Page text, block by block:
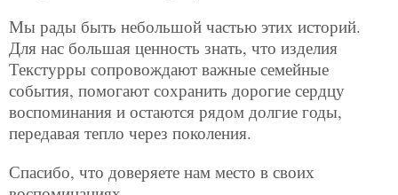
Мы рады быть небольшой частью этих историй.
Для нас большая ценность знать, что изделия
Текстурры сопровождают важные семейные
события, помогают сохранить дорогие сердцу
воспоминания и остаются рядом долгие годы,
передавая тепло через поколения.
Спасибо, что доверяете нам место в своих